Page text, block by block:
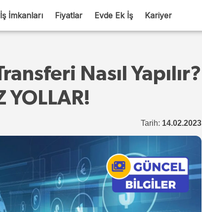
İmkanları Fiyatlar Evde Ek İş Kariyer
Nasıl Yapılır?
YOLLAR!
Tarih: 14.02.2023